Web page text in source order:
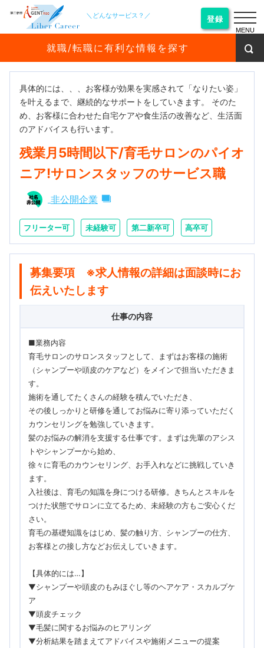
＼どんなサービス？／ 登録
就職/転職に有利な情報を探す
具体的には、、、お客様が効果を実感されて「なりたい姿」
を叶えるまで、継続的なサポートをしていきます。 そのた
め、お客様に合わせた自宅ケアや食生活の改善など、生活面
のアドバイスも行います。
残業月5時間以下/育毛サロンのパイオ
ニア!サロンスタッフのサービス職
非公開企業
フリーター可 未経験可 第二新卒可 高卒可
募集要項 ※求人情報の詳細は面談時にお
伝えいたします
仕事の内容
■業務内容
育毛サロンのサロンスタッフとして、まずはお客様の施術
（シャンプーや頭皮のケアなど）をメインで担当いただきま
す。
施術を通してたくさんの経験を積んでいただき、
その後しっかりと研修を通してお悩みに寄り添っていただく
カウンセリングを勉強していきます。
髪のお悩みの解消を支援する仕事です。まずは先輩のアシス
トやシャンプーから始め、
徐々に育毛のカウンセリング、お手入れなどに挑戦していき
ます。
入社後は、育毛の知識を身につける研修。きちんとスキルを
つけた状態でサロンに立てるため、未経験の方もご安心くだ
さい。
育毛の基礎知識をはじめ、髪の触り方、シャンプーの仕方、
お客様との接し方などお伝えしていきます。
【具体的には…】
▼シャンプーや頭皮のもみほぐし等のヘアケア・スカルプケ
ア
▼頭皮チェック
▼毛髪に関するお悩みのヒアリング
▼分析結果を踏まえてアドバイスや施術メニューの提案
MENU